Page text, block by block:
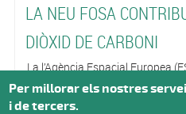
LA NEU FOSA
DIÒXID DE CARBONI
La l’Agència Espacial Europea
articles científics. N’he fet una
temàtica pot donar una nova
tecnologies que aporten els
Per millorar els nostres
i de tercers.